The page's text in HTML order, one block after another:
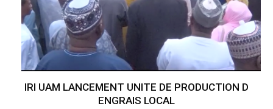
IRI UAM LANCEMENT UNITE DE PRODUCTION D
ENGRAIS LOCAL